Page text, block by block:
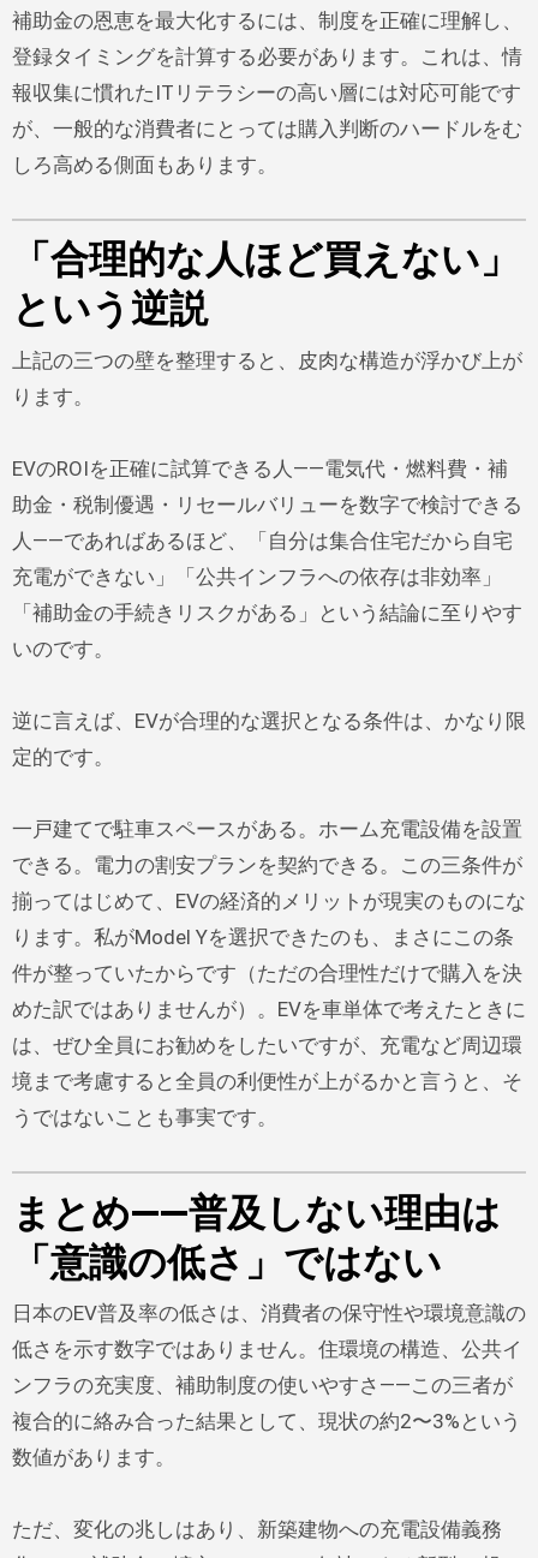
補助金の恩恵を最大化するには、制度を正確に理解し、
登録タイミングを計算する必要があります。これは、情
報収集に慣れたITリテラシーの高い層には対応可能です
が、一般的な消費者にとっては購入判断のハードルをむ
しろ高める側面もあります。
「合理的な人ほど買えない」
という逆説
上記の三つの壁を整理すると、皮肉な構造が浮かび上が
ります。
EVのROIを正確に試算できる人——電気代・燃料費・補
助金・税制優遇・リセールバリューを数字で検討できる
人——であればあるほど、「自分は集合住宅だから自宅
充電ができない」「公共インフラへの依存は非効率」
「補助金の手続きリスクがある」という結論に至りやす
いのです。
逆に言えば、EVが合理的な選択となる条件は、かなり限
定的です。
一戸建てで駐車スペースがある。ホーム充電設備を設置
できる。電力の割安プランを契約できる。この三条件が
揃ってはじめて、EVの経済的メリットが現実のものにな
ります。私がModel Yを選択できたのも、まさにこの条
件が整っていたからです（ただの合理性だけで購入を決
めた訳ではありませんが）。EVを車単体で考えたときに
は、ぜひ全員にお勧めをしたいですが、充電など周辺環
境まで考慮すると全員の利便性が上がるかと言うと、そ
うではないことも事実です。
まとめ——普及しない理由は
「意識の低さ」ではない
日本のEV普及率の低さは、消費者の保守性や環境意識の
低さを示す数字ではありません。住環境の構造、公共イ
ンフラの充実度、補助制度の使いやすさ——この三者が
複合的に絡み合った結果として、現状の約2〜3%という
数値があります。
ただ、変化の兆しはあり、新築建物への充電設備義務